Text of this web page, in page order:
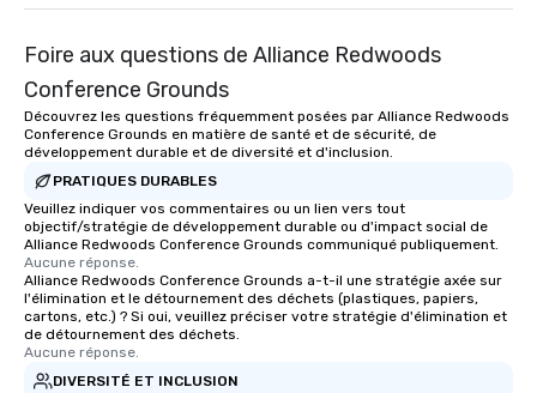
Foire aux questions de Alliance Redwoods
Conference Grounds
Découvrez les questions fréquemment posées par Alliance Redwoods
Conference Grounds en matière de santé et de sécurité, de
développement durable et de diversité et d'inclusion.
PRATIQUES DURABLES
Veuillez indiquer vos commentaires ou un lien vers tout
objectif/stratégie de développement durable ou d'impact social de
Alliance Redwoods Conference Grounds communiqué publiquement.
Aucune réponse.
Alliance Redwoods Conference Grounds a-t-il une stratégie axée sur
l'élimination et le détournement des déchets (plastiques, papiers,
cartons, etc.) ? Si oui, veuillez préciser votre stratégie d'élimination et
de détournement des déchets.
Aucune réponse.
DIVERSITÉ ET INCLUSION